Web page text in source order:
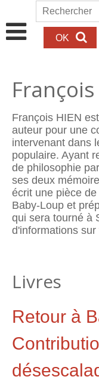
Aller au contenu
Rechercher
François
François HIEN
auteur pour une
intervenant dans
populaire. Ayant
de philosophie
ses deux
écrit une pièce
Baby-Loup et
qui sera tourné à
d'informations sur
Livres
Retour à